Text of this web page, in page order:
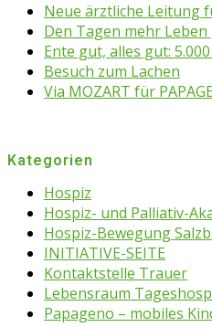
Neue ärztliche Leitung
Den Tagen mehr
Ente gut, alles gut:
Besuch zum Lachen
Via MOZART für
Kategorien
Hospiz
Hospiz- und Palliativ-
Hospiz-Bewegung
INITIATIVE-SEITE
Kontaktstelle Trauer
Lebensraum
Papageno – mobiles